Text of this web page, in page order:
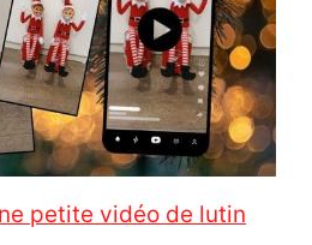
petite vidéo de lutin